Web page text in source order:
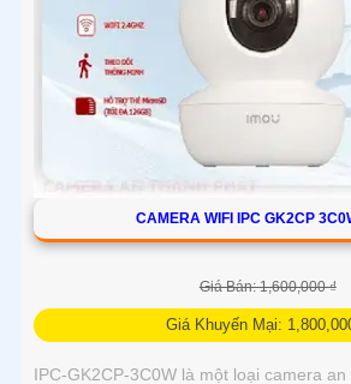
CAMERA WIFI IPC GK2CP
Giá Bán: 1,600,000 ₫
Giá Khuyến Mại:
IPC-GK2CP-3C0W là một loại camera